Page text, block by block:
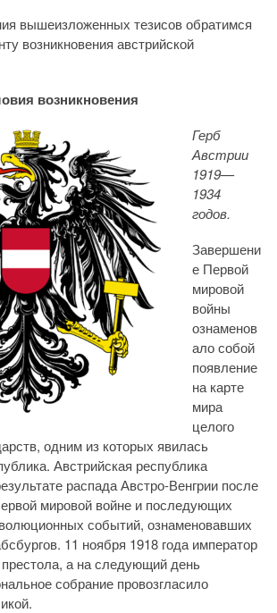
вышеизложенных тезисов обратимся
возникновения австрийской
возникновения
Герб
Австрии
1919—
1934
годов.
Завершени
е Первой
мировой
войны
ознаменов
ало собой
появление
на карте
мира
целого
одним из которых явилась
Австрийская республика
распада Австро-Венгрии после
мировой войне и последующих
событий, ознаменовавших
11 ноября 1918 года император
престола, а на следующий день
собрание провозгласило